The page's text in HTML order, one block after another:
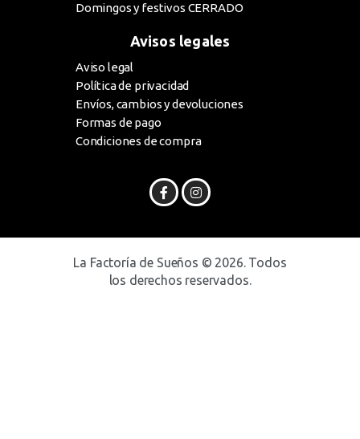
Domingos y festivos CERRADO
Avisos legales
Aviso legal
Política de privacidad
Envíos, cambios y devoluciones
Formas de pago
Condiciones de compra
La Factoría de Sueños © 2026. Todos
los derechos reservados.